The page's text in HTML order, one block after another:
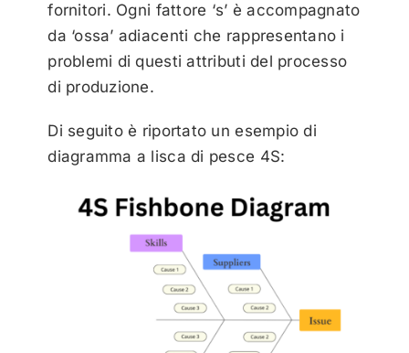
fornitori. Ogni fattore ‘s’ è accompagnato
da ‘ossa’ adiacenti che rappresentano i
problemi di questi attributi del processo
di produzione.
Di seguito è riportato un esempio di
diagramma a lisca di pesce 4S: